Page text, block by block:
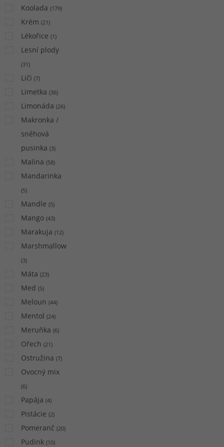
Koolada (179)
Krém (21)
Lékořice (1)
Lesní plody
(31)
Liči (7)
Limetka (36)
Limonáda (26)
Makronka /
sněhová
pusinka (3)
Malina (58)
Mandarinka
(5)
Mandle (5)
Mango (43)
Marakuja (12)
Marshmallow
(3)
Máta (23)
Med (5)
Meloun (44)
Mentol (24)
Meruňka (6)
Ořech (21)
Ostružina (7)
Ovocný mix
(6)
Papája (4)
Pistácie (2)
Pomeranč (20)
Pudink (10)